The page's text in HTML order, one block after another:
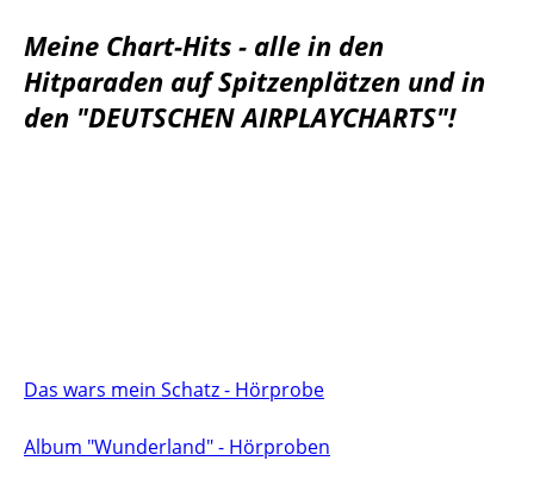
Meine Chart-Hits - alle in den
Hitparaden auf Spitzenplätzen und in
den "DEUTSCHEN AIRPLAYCHARTS"!
Das wars mein Schatz - Hörprobe
Album "Wunderland" - Hörproben